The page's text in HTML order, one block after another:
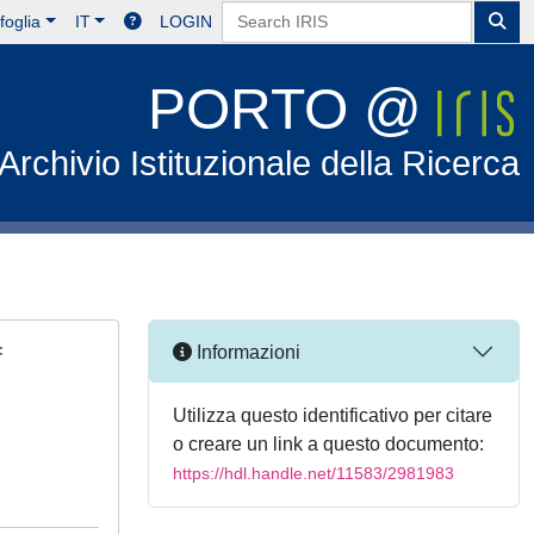
IT LOGIN
PORTO @
Istituzionale della Ricerca
Informazioni
Utilizza questo identificativo per citare
o creare un link a questo documento:
https://hdl.handle.net/11583/2981983